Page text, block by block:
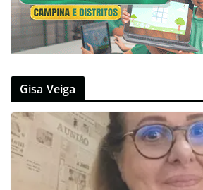
Gisa Veiga